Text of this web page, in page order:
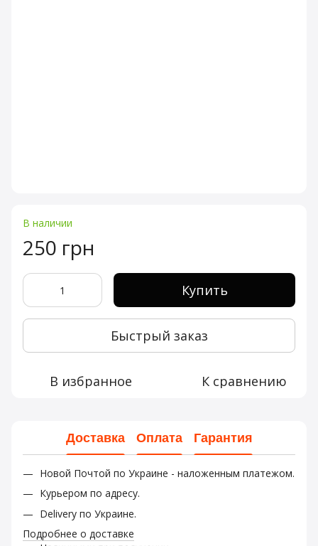
В наличии
250 грн
Купить
Быстрый заказ
В избранное К сравнению
Доставка Оплата Гарантия
Новой Почтой по Украине - наложенным платежом.
Курьером по адресу.
Delivery по Украине.
Подробнее о доставке